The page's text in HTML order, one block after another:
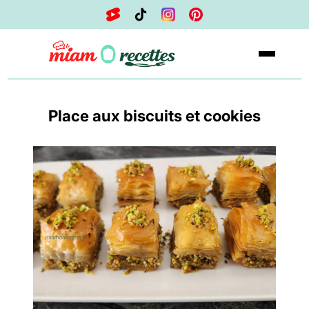
Place aux biscuits et cookies